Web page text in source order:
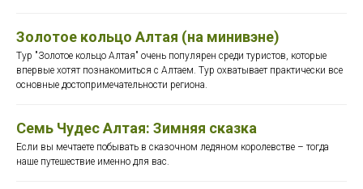
Золотое кольцо Алтая (на минивэне)
Тур "Золотое кольцо Алтая" очень популярен среди туристов, которые
впервые хотят познакомиться с Алтаем. Тур охватывает практически все
основные достопримечательности региона.
Семь Чудес Алтая: Зимняя сказка
Если вы мечтаете побывать в сказочном ледяном королевстве – тогда
наше путешествие именно для вас.